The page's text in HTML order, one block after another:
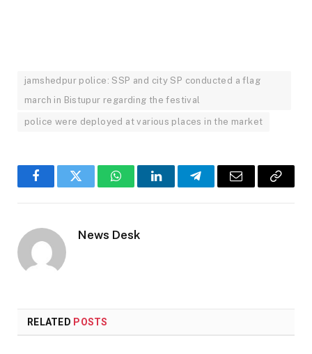
jamshedpur police: SSP and city SP conducted a flag
march in Bistupur regarding the festival
police were deployed at various places in the market
FacebookTwitter WhatsAppLinkedInTelegramEmail
Copy
News Desk
RELATED POSTS